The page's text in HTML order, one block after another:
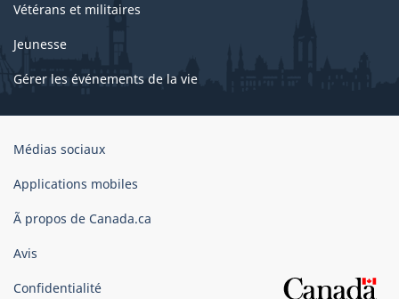
Vétérans et militaires
Jeunesse
Gérer les événements de la vie
Organisation
gouvernement
Canada
Médias sociaux
Applications mobiles
Ã propos de Canada.ca
Avis
Confidentialité